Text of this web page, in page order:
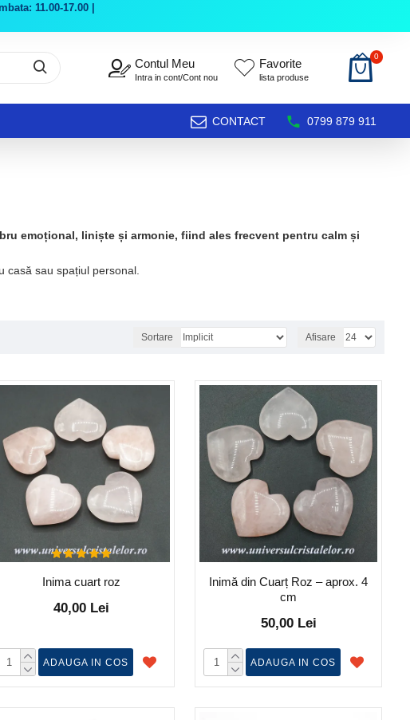
11.00-17.00 |
Contul Meu
Intra in cont/Cont nou
Favorite
lista produse
0
CONTACT 0799 879 911
emoțional, liniște și armonie, fiind ales frecvent pentru calm și
casă sau spațiul personal.
Sortare Afisare
Inima cuart roz
40,00 Lei
ADAUGA IN COS
Inimă din Cuarț Roz – aprox. 4
cm
50,00 Lei
ADAUGA IN COS